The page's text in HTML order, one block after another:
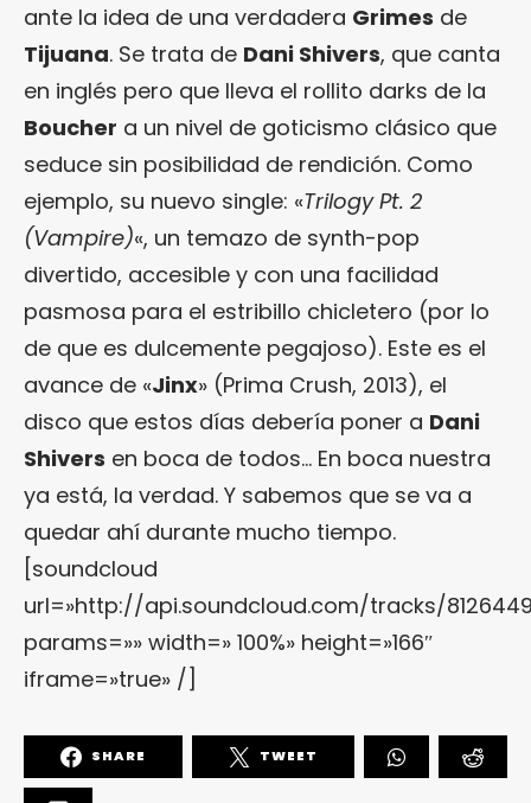
ante la idea de una verdadera Grimes de
Tijuana. Se trata de Dani Shivers, que canta
en inglés pero que lleva el rollito darks de la
Boucher a un nivel de goticismo clásico que
seduce sin posibilidad de rendición. Como
ejemplo, su nuevo single: «Trilogy Pt. 2
(Vampire)«, un temazo de synth-pop
divertido, accesible y con una facilidad
pasmosa para el estribillo chicletero (por lo
de que es dulcemente pegajoso). Este es el
avance de «Jinx» (Prima Crush, 2013), el
disco que estos días debería poner a Dani
Shivers en boca de todos… En boca nuestra
ya está, la verdad. Y sabemos que se va a
quedar ahí durante mucho tiempo.
[soundcloud
url=»http://api.soundcloud.com/tracks/
params=»» width=» 100%» height=»166″
iframe=»true» /]
SHARE TWEET